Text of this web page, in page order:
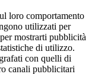
loro comportamento
utilizzati per
mostrarti pubblicità
di utilizzo.
con quelli di
canali pubblicitari